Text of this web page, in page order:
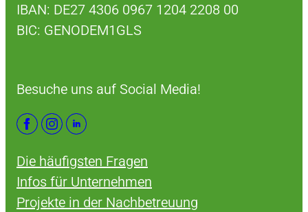
IBAN: DE27 4306 0967 1204 2208 00
BIC: GENODEM1GLS
Besuche uns auf Social Media!
Die häufigsten Fragen
Infos für Unternehmen
Projekte in der Nachbetreuung